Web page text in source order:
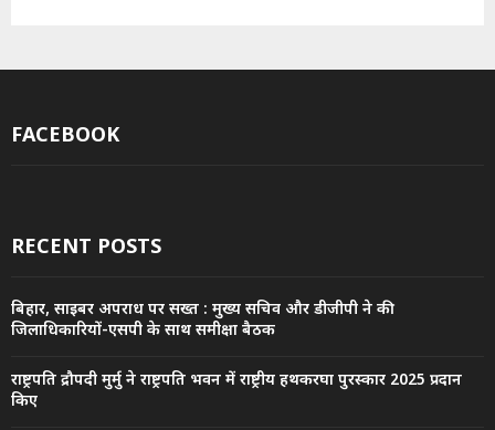
FACEBOOK
RECENT POSTS
बिहार, साइबर अपराध पर सख्त : मुख्य सचिव और डीजीपी ने की
जिलाधिकारियों-एसपी के साथ समीक्षा बैठक
राष्ट्रपति द्रौपदी मुर्मु ने राष्ट्रपति भवन में राष्ट्रीय हथकरघा पुरस्कार 2025 प्रदान
किए